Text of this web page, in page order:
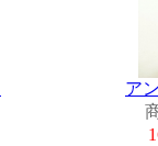
ア